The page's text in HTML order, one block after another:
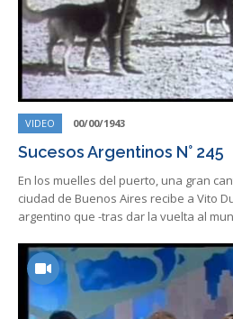
VIDEO 00/00/1943
Sucesos Argentinos N° 245
En los muelles del puerto, una gran
ciudad de Buenos Aires recibe a Vito
argentino que -tras dar la vuelta al